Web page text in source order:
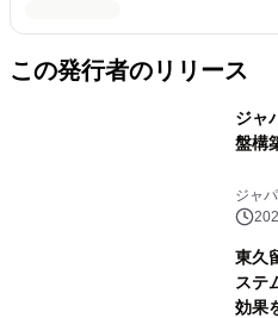
この発行者のリリース
ジャ
盤構
ジャ
東久
ステ
効果